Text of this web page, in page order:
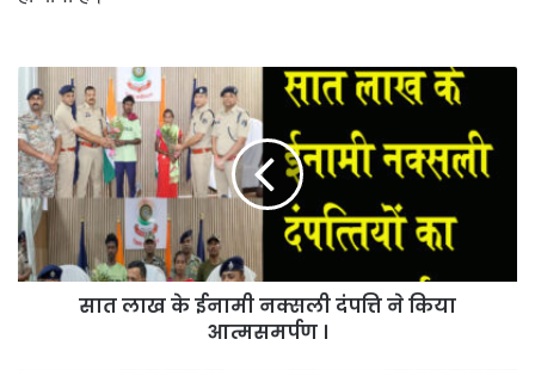
लाख
के
ईनामी
नक्सली
दंपत्ति
ने
किया
आत्मसमर्पण
सात लाख के ईनामी नक्सली दंपत्ति ने किया
आत्मसमर्पण ।